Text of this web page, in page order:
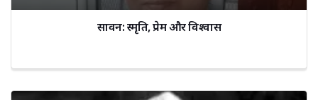
सावन: स्मृति, प्रेम और विश्वास